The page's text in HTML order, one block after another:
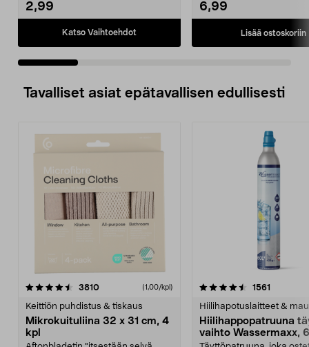
2,99
Katso Vaihtoehdot
6,99
Lisää ostoskoriin
Tavalliset asiat epätavallisen edullisesti
3810arvostelut (1,00/kpl)
Keittiön puhdistus & tiskaus
Mikrokuituliina 32 x 31 cm, 4
kpl
4.5viidestä
1561
Hiilihapotuslaitteet &
Hiilihappopatruuna
vaihto Wassermaxx,
4.5viidestä